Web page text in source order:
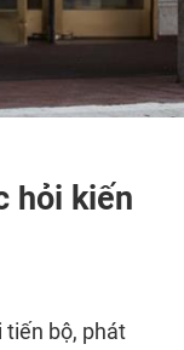
hỏi kiến
tiến bộ, phát